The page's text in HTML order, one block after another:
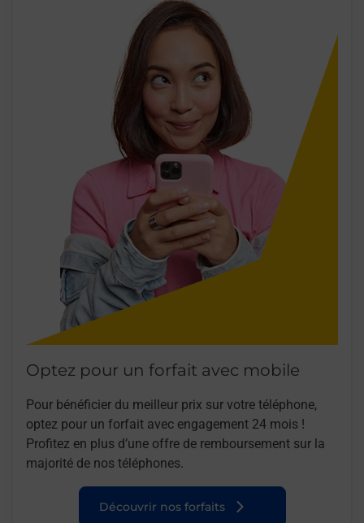
Optez pour un forfait avec mobile
Pour bénéficier du meilleur prix sur votre téléphone,
optez pour un forfait avec engagement 24 mois !
Profitez en plus d’une offre de remboursement sur la
majorité de nos téléphones.
Découvrir nos forfaits